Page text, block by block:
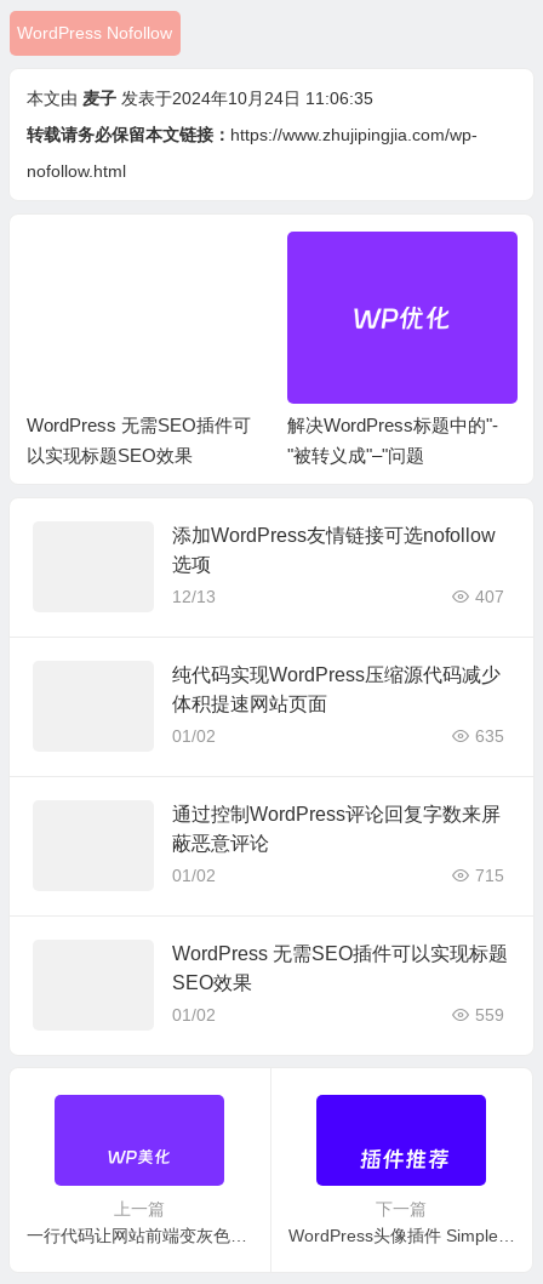
WordPress Nofollow
本文由 麦子 发表于2024年10月24日 11:06:35
转载请务必保留本文链接： https://www.zhujipingjia.com/wp-
nofollow.html
WordPress 无需SEO插件可
以实现标题SEO效果
解决WordPress标题中的"-
"被转义成"–"问题
添加WordPress友情链接可选nofollow
选项
12/13 407
纯代码实现WordPress压缩源代码减少
体积提速网站页面
01/02 635
通过控制WordPress评论回复字数来屏
蔽恶意评论
01/02 715
WordPress 无需SEO插件可以实现标题
SEO效果
01/02 559
上一篇
一行代码让网站前端变灰色CSS样式 适合于任何网站和主题
下一篇
WordPress头像插件 Simple Local Avatars 支持用户自定义头像